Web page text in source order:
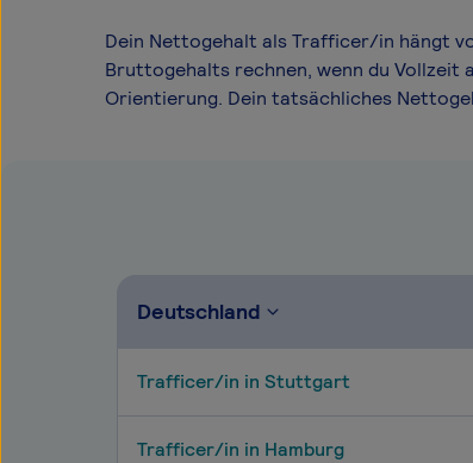
Dein Nettogehalt als Trafficer/in hängt
Bruttogehalts rechnen, wenn du Vollzeit
Orientierung. Dein tatsächliches
Deutschland
Trafficer/in in Stuttgart
Trafficer/in in Hamburg